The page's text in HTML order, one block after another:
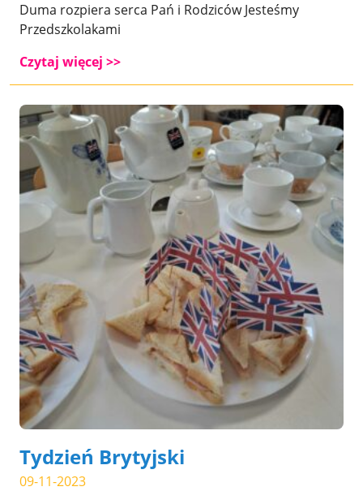
Duma rozpiera serca Pań i Rodziców Jesteśmy
Przedszkolakami
Czytaj więcej
Tydzień Brytyjski
09-11-2023